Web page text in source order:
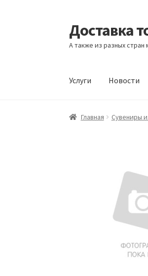
Перейти
к
навигации
Перейти
к
содержимому
Доставка
А также из разных стран
Услуги Новости
Главная Контакты
Главная Сувениры